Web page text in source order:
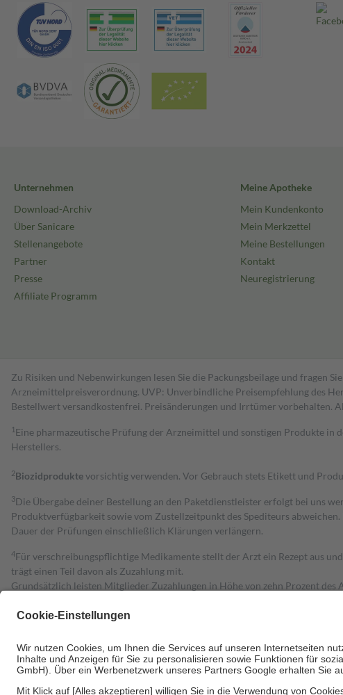
Unternehmen
Download-Archiv
Über Sanicare
Stellenangebote
Partner
Presse
Affiliate Programm
Meine Apotheke
Mein Kundenkonto
Mein Merkzettel
Meine Bestellungen
Kontakt
Neuregistrierung
Zu Risiken und Nebenwirkungen lesen Sie die Packungsbeilage und fragen
Arzneimittelpreisverordnung. UVP: Unverbindliche Preisempfehlung des
Bestell­wert versand­kosten­frei. Preisänderungen und Irrtümer vorbehalten.
1 Eine pharmazeutische Prüfung der Arzneimittel und sonstigen Produkte
Herstellers.
2Biozidproduktevorsichtig verwenden. Vor Gebrauch stets Etikett und
3Die Übergabe deiner Bestellung an den Paketdienstleister erfolgt bei uns
Produktverfügbarkeit sowie vom Zustellzeitpunkt des Spediteurs
Dauer der Prüfungen einschließlich Klärungen verlängern.
4Für verschreibungspflichtige Medikamente stellt der Arzt ein Rezept aus
trägt einen Teil davon als Zuzahlung mit.
Grundsätzlich leisten Mitglieder Zuzahlungen in Höhe von zehn Prozent des
Diese Regeln gelten grundsätzlich auch für Online-Apotheken.
Um das Engagement der Versicherten für ihre eigene Gesundheit zu
• Kindern und Jugendlichen bis zum vollendeten 18. Lebensjahr mit
• Untersuchungen zur Vorsorge und Früherkennung, die von der GKV
• empfohlenen Schutzimpfungen